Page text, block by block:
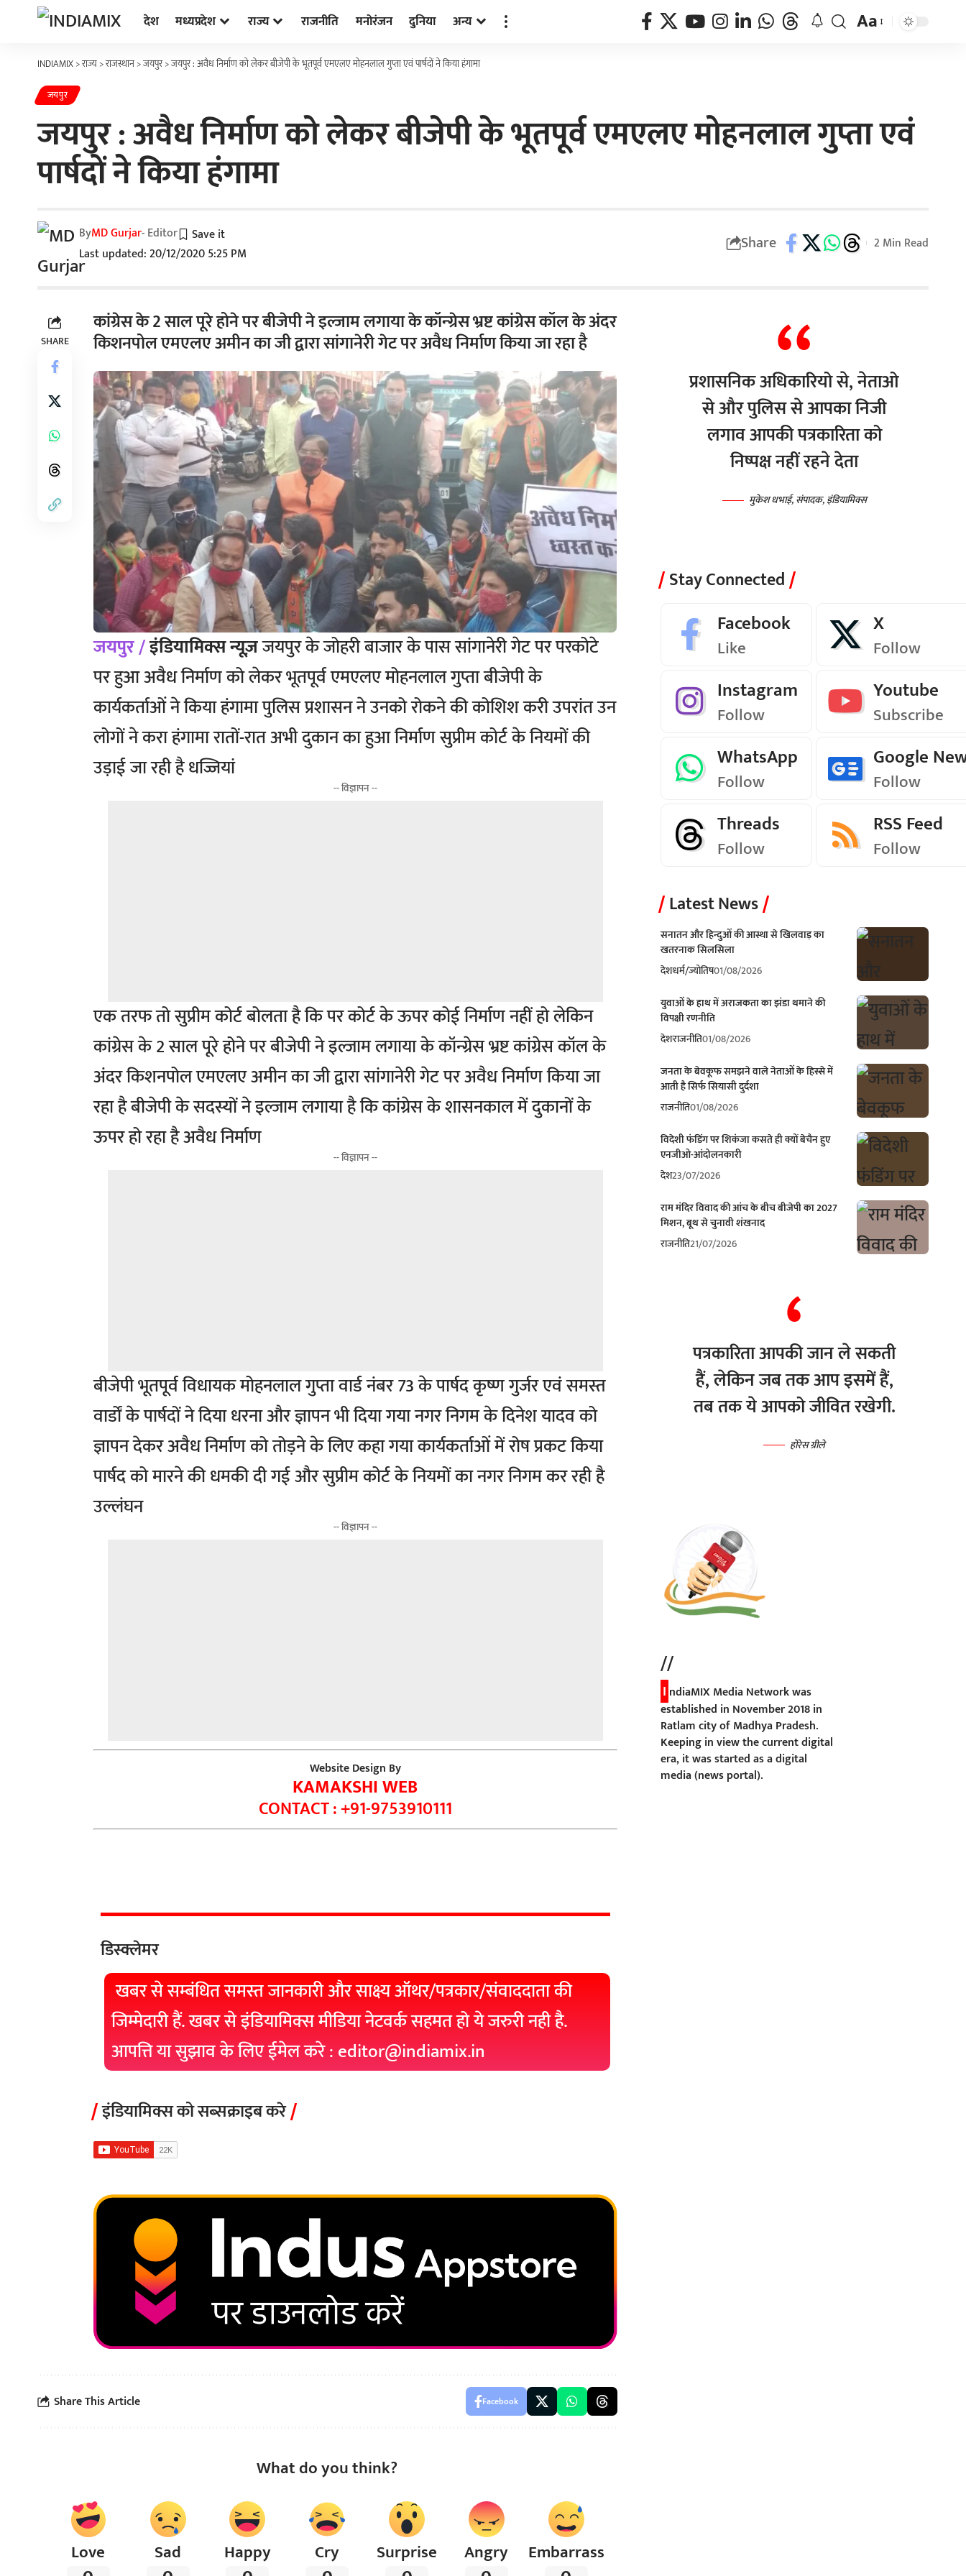
देश मध्यप्रदेश राज्य राजनीति मनोरंजन दुनिया अन्य Aa
INDIAMIX>राज्य>राजस्थान>जयपुर>जयपुर : अवैध निर्माण को लेकर बीजेपी के भूतपूर्व एमएलए मोहनलाल गुप्ता एवं पार्षदों ने किया हंगामा
जयपुर
जयपुर : अवैध निर्माण को लेकर बीजेपी के भूतपूर्व एमएलए मोहनलाल गुप्ता एवं
पार्षदों ने किया हंगामा
Last updated: 20/12/2020 5:25 PM
ByMD Gurjar- Editor Share 2 Min Read
SHARE
कांग्रेस के 2 साल पूरे होने पर बीजेपी ने इल्जाम लगाया के कॉन्ग्रेस भ्रष्ट कांग्रेस कॉल के अंदर
किशनपोल एमएलए अमीन का जी द्वारा सांगानेरी गेट पर अवैध निर्माण किया जा रहा है
जयपुर /इंडियामिक्स न्यूज़जयपुर के जोहरी बाजार के पास सांगानेरी गेट पर परकोटे
पर हुआ अवैध निर्माण को लेकर भूतपूर्व एमएलए मोहनलाल गुप्ता बीजेपी के
कार्यकर्ताओं ने किया हंगामा पुलिस प्रशासन ने उनको रोकने की कोशिश करी उपरांत उन
लोगों ने करा हंगामा रातों-रात अभी दुकान का हुआ निर्माण सुप्रीम कोर्ट के नियमों की
उड़ाई जा रही है धज्जियां
-- विज्ञापन --
एक तरफ तो सुप्रीम कोर्ट बोलता है कि पर कोर्ट के ऊपर कोई निर्माण नहीं हो लेकिन
कांग्रेस के 2 साल पूरे होने पर बीजेपी ने इल्जाम लगाया के कॉन्ग्रेस भ्रष्ट कांग्रेस कॉल के
अंदर किशनपोल एमएलए अमीन का जी द्वारा सांगानेरी गेट पर अवैध निर्माण किया जा
रहा है बीजेपी के सदस्यों ने इल्जाम लगाया है कि कांग्रेस के शासनकाल में दुकानों के
ऊपर हो रहा है अवैध निर्माण
-- विज्ञापन --
बीजेपी भूतपूर्व विधायक मोहनलाल गुप्ता वार्ड नंबर 73 के पार्षद कृष्ण गुर्जर एवं समस्त
वार्डों के पार्षदों ने दिया धरना और ज्ञापन भी दिया गया नगर निगम के दिनेश यादव को
ज्ञापन देकर अवैध निर्माण को तोड़ने के लिए कहा गया कार्यकर्ताओं में रोष प्रकट किया
पार्षद को मारने की धमकी दी गई और सुप्रीम कोर्ट के नियमों का नगर निगम कर रही है
उल्लंघन
-- विज्ञापन --
Website Design By
KAMAKSHI WEB
CONTACT : +91-9753910111
डिस्क्लेमर
खबर से सम्बंधित समस्त जानकारी और साक्ष्य ऑथर/पत्रकार/संवाददाता की
जिम्मेदारी हैं. खबर से इंडियामिक्स मीडिया नेटवर्क सहमत हो ये जरुरी नही है.
आपत्ति या सुझाव के लिए ईमेल करे : editor@indiamix.in
इंडियामिक्स को सब्सक्राइब करे
Share This Article Facebook
What do you think?
Love Sad Happy Cry Surprise Angry Embarrass
प्रशासनिक अधिकारियो से, नेताओ
से और पुलिस से आपका निजी
लगाव आपकी पत्रकारिता को
निष्पक्ष नहीं रहने देता
मुकेश धभाई, संपादक, इंडियामिक्स
Stay Connected
Facebook
Like
X
Follow
Instagram
Follow
Youtube
Subscribe
WhatsApp
Follow
Google
Follow
Threads
Follow
RSS Feed
Follow
Latest News
सनातन और हिन्दुओं की आस्था से खिलवाड़ का
खतरनाक सिलसिला
देशधर्म/ज्योतिष01/08/2026
युवाओं के हाथ में अराजकता का झंडा थमाने की
विपक्षी रणनीति
देशराजनीति01/08/2026
जनता के बेवकूफ समझने वाले नेताओं के हिस्से में
आती है सिर्फ सियासी दुर्दशा
राजनीति01/08/2026
विदेशी फंडिंग पर शिकंजा कसते ही क्यों बेचैन हुए
एनजीओ-आंदोलनकारी
देश23/07/2026
राम मंदिर विवाद की आंच के बीच बीजेपी का 2027
मिशन, बूथ से चुनावी शंखनाद
राजनीति21/07/2026
पत्रकारिता आपकी जान ले सकती
हैं, लेकिन जब तक आप इसमें हैं,
तब तक ये आपको जीवित रखेगी.
होरेस ग्रीले
//
I ndiaMIX Media Network was
established in November 2018 in
Ratlam city of Madhya Pradesh.
Keeping in view the current digital
era, it was started as a digital
media (news portal).